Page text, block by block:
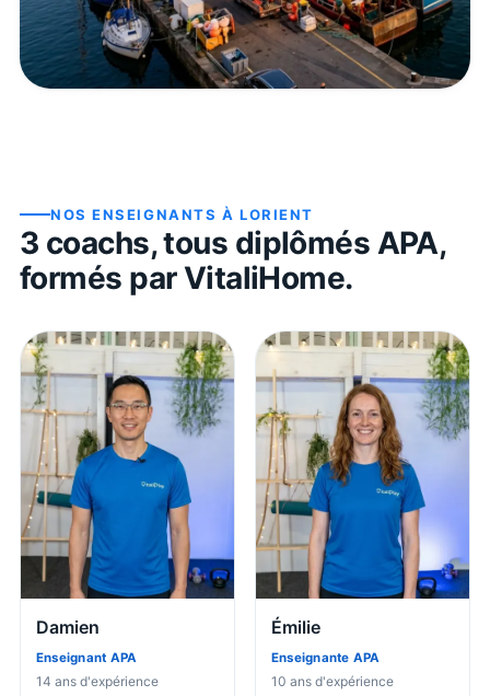
NOS ENSEIGNANTS ÀLORIENT
3 coachs, tous diplômés APA,
formés par VitaliHome.
Damien
Enseignant APA
14 ans d'expérience
Émilie
Enseignante APA
10 ans d'expérience